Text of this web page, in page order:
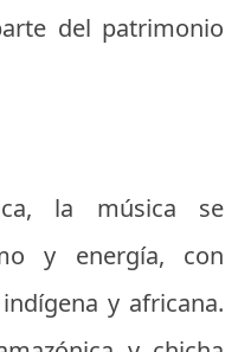
del patrimonio
la música se
y energía, con
y africana.